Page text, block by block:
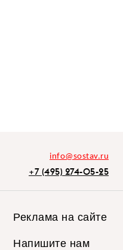
info@sostav.ru
+7 (495) 274-05-25
Реклама на сайте
Напишите нам